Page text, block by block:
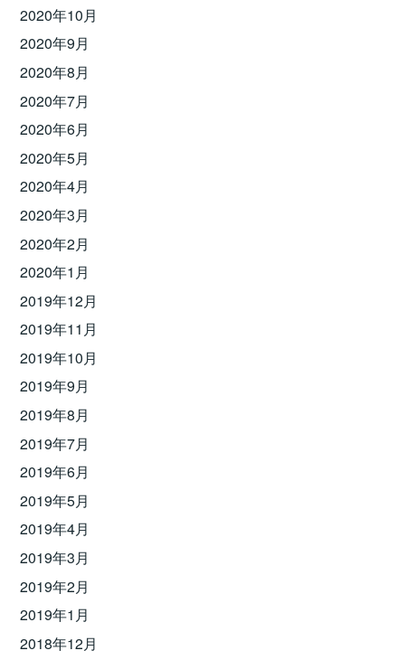
2020年10月
2020年9月
2020年8月
2020年7月
2020年6月
2020年5月
2020年4月
2020年3月
2020年2月
2020年1月
2019年12月
2019年11月
2019年10月
2019年9月
2019年8月
2019年7月
2019年6月
2019年5月
2019年4月
2019年3月
2019年2月
2019年1月
2018年12月